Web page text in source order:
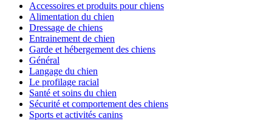
Accessoires et produits pour chiens
Alimentation du chien
Dressage de chiens
Entrainement de chien
Garde et hébergement des chiens
Général
Langage du chien
Le profilage racial
Santé et soins du chien
Sécurité et comportement des chiens
Sports et activités canins